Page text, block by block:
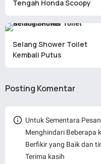
Tengah Honda Scoopy
Selang Shower Toilet
Kembali Putus
Posting Komentar
Untuk Sementara
Menghindari Beberapa
Berfikir yang Baik dan
Terima kasih